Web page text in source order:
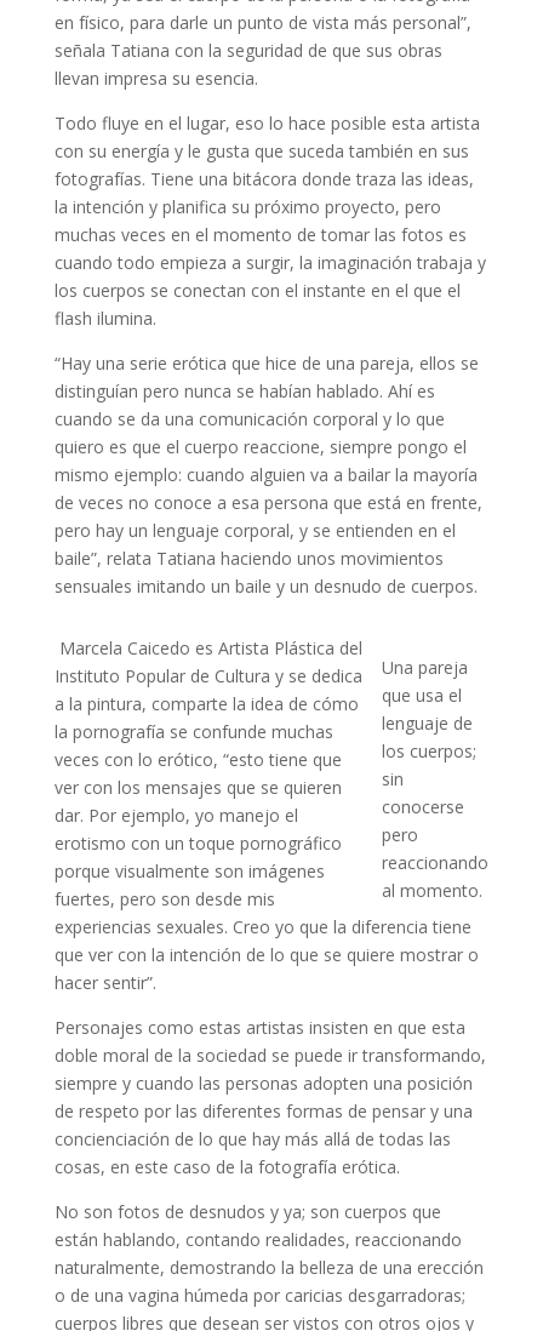
en físico, para darle un punto de vista más personal”,
señala Tatiana con la seguridad de que sus obras
llevan impresa su esencia.
Todo fluye en el lugar, eso lo hace posible esta artista
con su energía y le gusta que suceda también en sus
fotografías. Tiene una bitácora donde traza las ideas,
la intención y planifica su próximo proyecto, pero
muchas veces en el momento de tomar las fotos es
cuando todo empieza a surgir, la imaginación trabaja y
los cuerpos se conectan con el instante en el que el
flash ilumina.
“Hay una serie erótica que hice de una pareja, ellos se
distinguían pero nunca se habían hablado. Ahí es
cuando se da una comunicación corporal y lo que
quiero es que el cuerpo reaccione, siempre pongo el
mismo ejemplo: cuando alguien va a bailar la mayoría
de veces no conoce a esa persona que está en frente,
pero hay un lenguaje corporal, y se entienden en el
baile”, relata Tatiana haciendo unos movimientos
sensuales imitando un baile y un desnudo de cuerpos.
Una pareja
que usa el
lenguaje de
los cuerpos;
sin
conocerse
pero
reaccionando
al momento.
Marcela Caicedo es Artista Plástica del
Instituto Popular de Cultura y se dedica
a la pintura, comparte la idea de cómo
la pornografía se confunde muchas
veces con lo erótico, “esto tiene que
ver con los mensajes que se quieren
dar. Por ejemplo, yo manejo el
erotismo con un toque pornográfico
porque visualmente son imágenes
fuertes, pero son desde mis
experiencias sexuales. Creo yo que la diferencia tiene
que ver con la intención de lo que se quiere mostrar o
hacer sentir”.
Personajes como estas artistas insisten en que esta
doble moral de la sociedad se puede ir transformando,
siempre y cuando las personas adopten una posición
de respeto por las diferentes formas de pensar y una
concienciación de lo que hay más allá de todas las
cosas, en este caso de la fotografía erótica.
No son fotos de desnudos y ya; son cuerpos que
están hablando, contando realidades, reaccionando
naturalmente, demostrando la belleza de una erección
o de una vagina húmeda por caricias desgarradoras;
cuerpos libres que desean ser vistos con otros ojos y